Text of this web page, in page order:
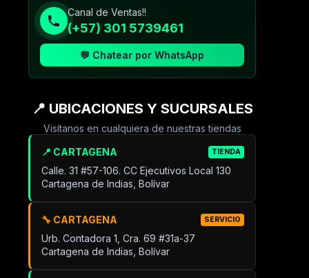
Canal de Ventas!!
(+57) 301 5739461
💬 Chatear por WhatsApp
📍 UBICACIONES Y SUCURSALES
Visítanos en cualquiera de nuestras tiendas
📍 CARTAGENA TIENDA
Calle. 31 #57-106. CC Ejecutivos Local 130
Cartagena de Indias, Bolívar
🔧 CARTAGENA SERVICIO
Urb. Contadora 1, Cra. 69 #31a-37
Cartagena de Indias, Bolívar